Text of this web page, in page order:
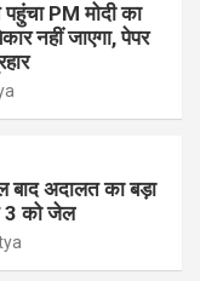
PM मोदी का
नहीं जाएगा, पेपर
बाद अदालत का बड़ा
3 को जेल